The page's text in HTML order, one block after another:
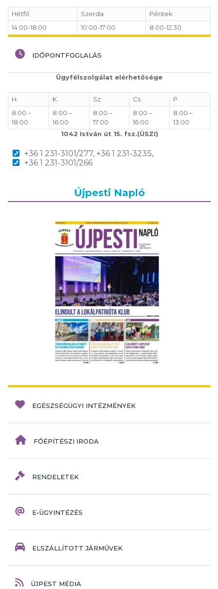
Hétfő Szerda
Péntek
14:00-18:00
10:00-17:00 8:00-12:30
IDŐPONTFOGLALÁS
Ügyfélszolgálat elérhetősége
H K Sz Cs
P
8:00 –
18:00
8:00 –
16:00
8:00 –
17:00
8:00 –
16:00
8:00 –
13:00
1042 István út 15. fsz.(ÜSZI)
+36 1 231-3101/277, +36 1 231-3235,
+36 1 231-3101/266
Újpesti Napló
EGÉSZSÉGÜGYI INTÉZMÉNYEK
FŐÉPÍTÉSZI IRODA
RENDELETEK
E-ÜGYINTÉZÉS
ELSZÁLLÍTOTT JÁRMŰVEK
ÚJPEST MÉDIA